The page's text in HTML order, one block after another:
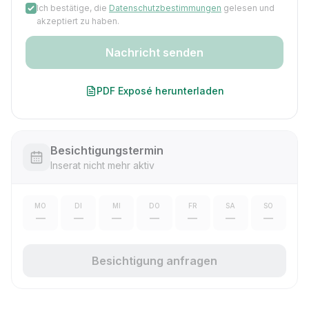
Ich bestätige, die Datenschutzbestimmungen gelesen und
akzeptiert zu haben.
Nachricht senden
PDF Exposé herunterladen
Besichtigungstermin
Inserat nicht mehr aktiv
MO
—
DI
—
MI
—
DO
—
FR
—
SA
—
SO
—
Besichtigung anfragen